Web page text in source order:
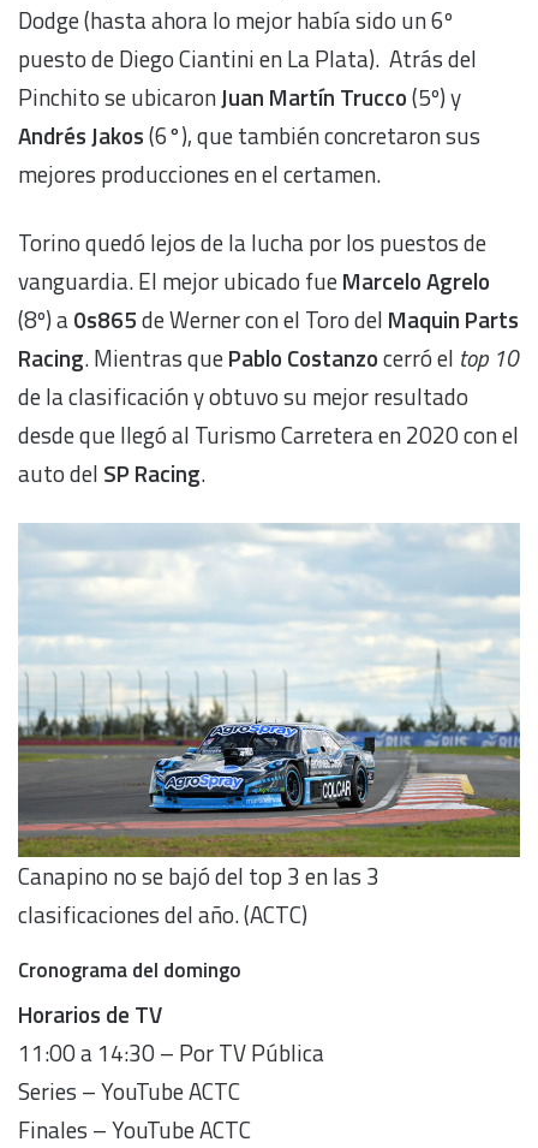
Dodge (hasta ahora lo mejor había sido un 6º
puesto de Diego Ciantini en La Plata). Atrás del
Pinchito se ubicaronJuan Martín Trucco(5º) y
Andrés Jakos(6°), que también concretaron sus
mejores producciones en el certamen.
Torino quedó lejos de la lucha por los puestos de
vanguardia. El mejor ubicado fueMarcelo Agrelo
(8º) a0s865de Werner con el Toro del Maquin Parts
Racing. Mientras quePablo Costanzocerró el top 10
de la clasificación y obtuvo su mejor resultado
desde que llegó al Turismo Carretera en 2020 con el
auto del SP Racing.
Canapino no se bajó del top 3 en las 3
clasificaciones del año. (ACTC)
Cronograma del domingo
Horarios de TV
11:00 a 14:30 – Por TV Pública
Series – YouTube ACTC
Finales – YouTube ACTC